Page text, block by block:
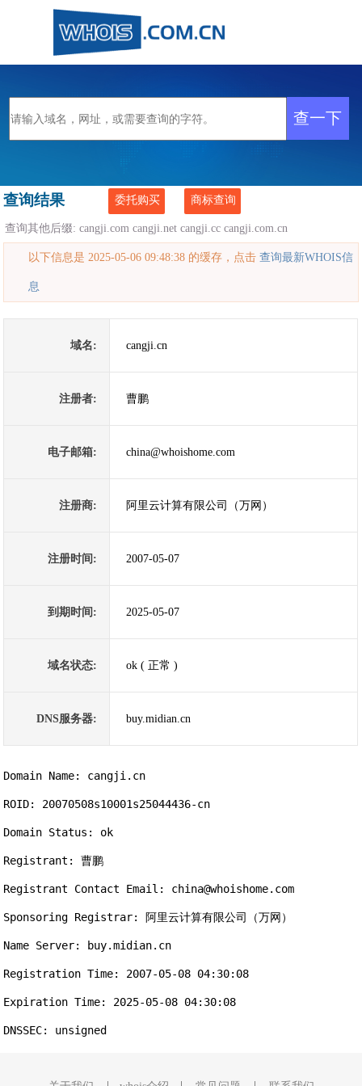
查询结果 委托购买 商标查询
查询其他后缀:cangji.com cangji.net cangji.cc cangji.com.cn
以下信息是 2025-05-06 09:48:38 的缓存，点击查询最新WHOIS信
息
域名: cangji.cn
注册者: 曹鹏
电子邮箱: china@whoishome.com
注册商: 阿里云计算有限公司（万网）
注册时间: 2007-05-07
到期时间: 2025-05-07
域名状态: ok ( 正常 )
DNS服务器: buy.midian.cn
Domain Name: cangji.cn
ROID: 20070508s10001s25044436-cn
Domain Status: ok
Registrant: 曹鹏
Registrant Contact Email: china@whoishome.com
Sponsoring Registrar: 阿里云计算有限公司（万网）
Name Server: buy.midian.cn
Registration Time: 2007-05-08 04:30:08
Expiration Time: 2025-05-08 04:30:08